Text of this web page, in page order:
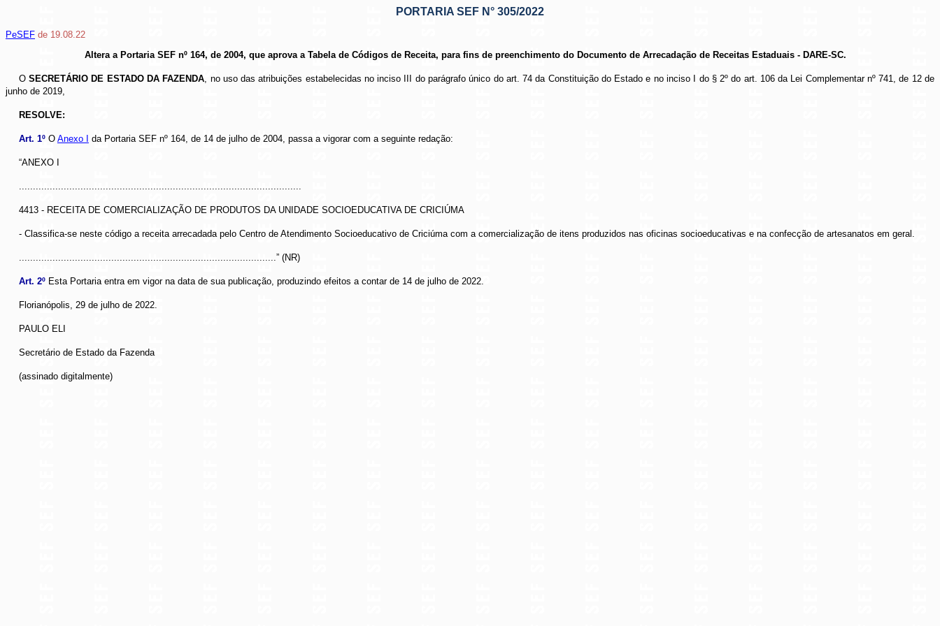
PORTARIA SEF N° 305/2022
PeSEF de 19.08.22
Altera a Portaria SEF nº 164, de 2004, que aprova a Tabela de Códigos de Receita, para fins de preenchimento do Documento de Arrecadação de Receitas Estaduais - DARE-SC.
OSECRETÁRIO DE ESTADO DA FAZENDA, no uso das atribuições estabelecidas no inciso III do parágrafo único do art. 74 da Constituição do Estado e no inciso I do § 2º do art. 106 da Lei Complementar nº 741, de 12 de
junho de 2019,
RESOLVE:
Art. 1ºO Anexo I da Portaria SEF nº 164, de 14 de julho de 2004, passa a vigorar com a seguinte redação:
“ANEXO I
.....................................................................................................
4413 - RECEITA DE COMERCIALIZAÇÃO DE PRODUTOS DA UNIDADE SOCIOEDUCATIVA DE CRICIÚMA
- Classifica-se neste código a receita arrecadada pelo Centro de Atendimento Socioeducativo de Criciúma com a comercialização de itens produzidos nas oficinas socioeducativas e na confecção de artesanatos em geral.
............................................................................................” (NR)
Art. 2º Esta Portaria entra em vigor na data de sua publicação, produzindo efeitos a contar de 14 de julho de 2022.
Florianópolis, 29 de julho de 2022.
PAULO ELI
Secretário de Estado da Fazenda
(assinado digitalmente)